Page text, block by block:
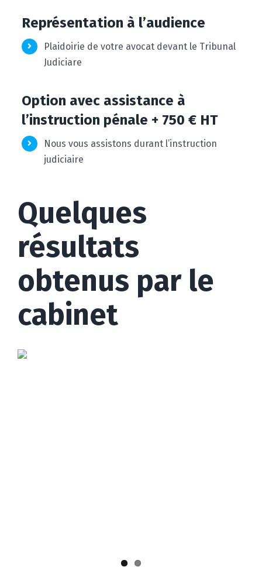
Représentation à l’audience
Plaidoirie de votre avocat devant le Tribunal
Judiciare
Option avec assistance à
l’instruction pénale + 750 € HT
Nous vous assistons durant l’instruction
judiciaire
Quelques
résultats
obtenus par le
cabinet